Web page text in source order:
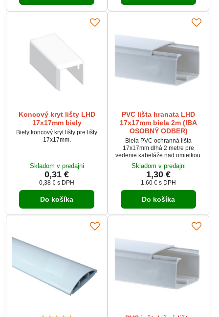
Koncový kryt lišty LHD
17x17mm biely
Biely koncový kryt lišty pre lišty
17x17mm.
Skladom v predajni
0,31 €
0,38 € s DPH
Do košíka
PVC lišta hranata LHD
17x17mm biela 2m (IBA
OSOBNÝ ODBER)
Biela PVC ochranná lišta
17x17mm dlhá 2 metre pre
vedenie kabeláže nad omietkou.
Skladom v predajni
1,30 €
1,60 € s DPH
Do košíka